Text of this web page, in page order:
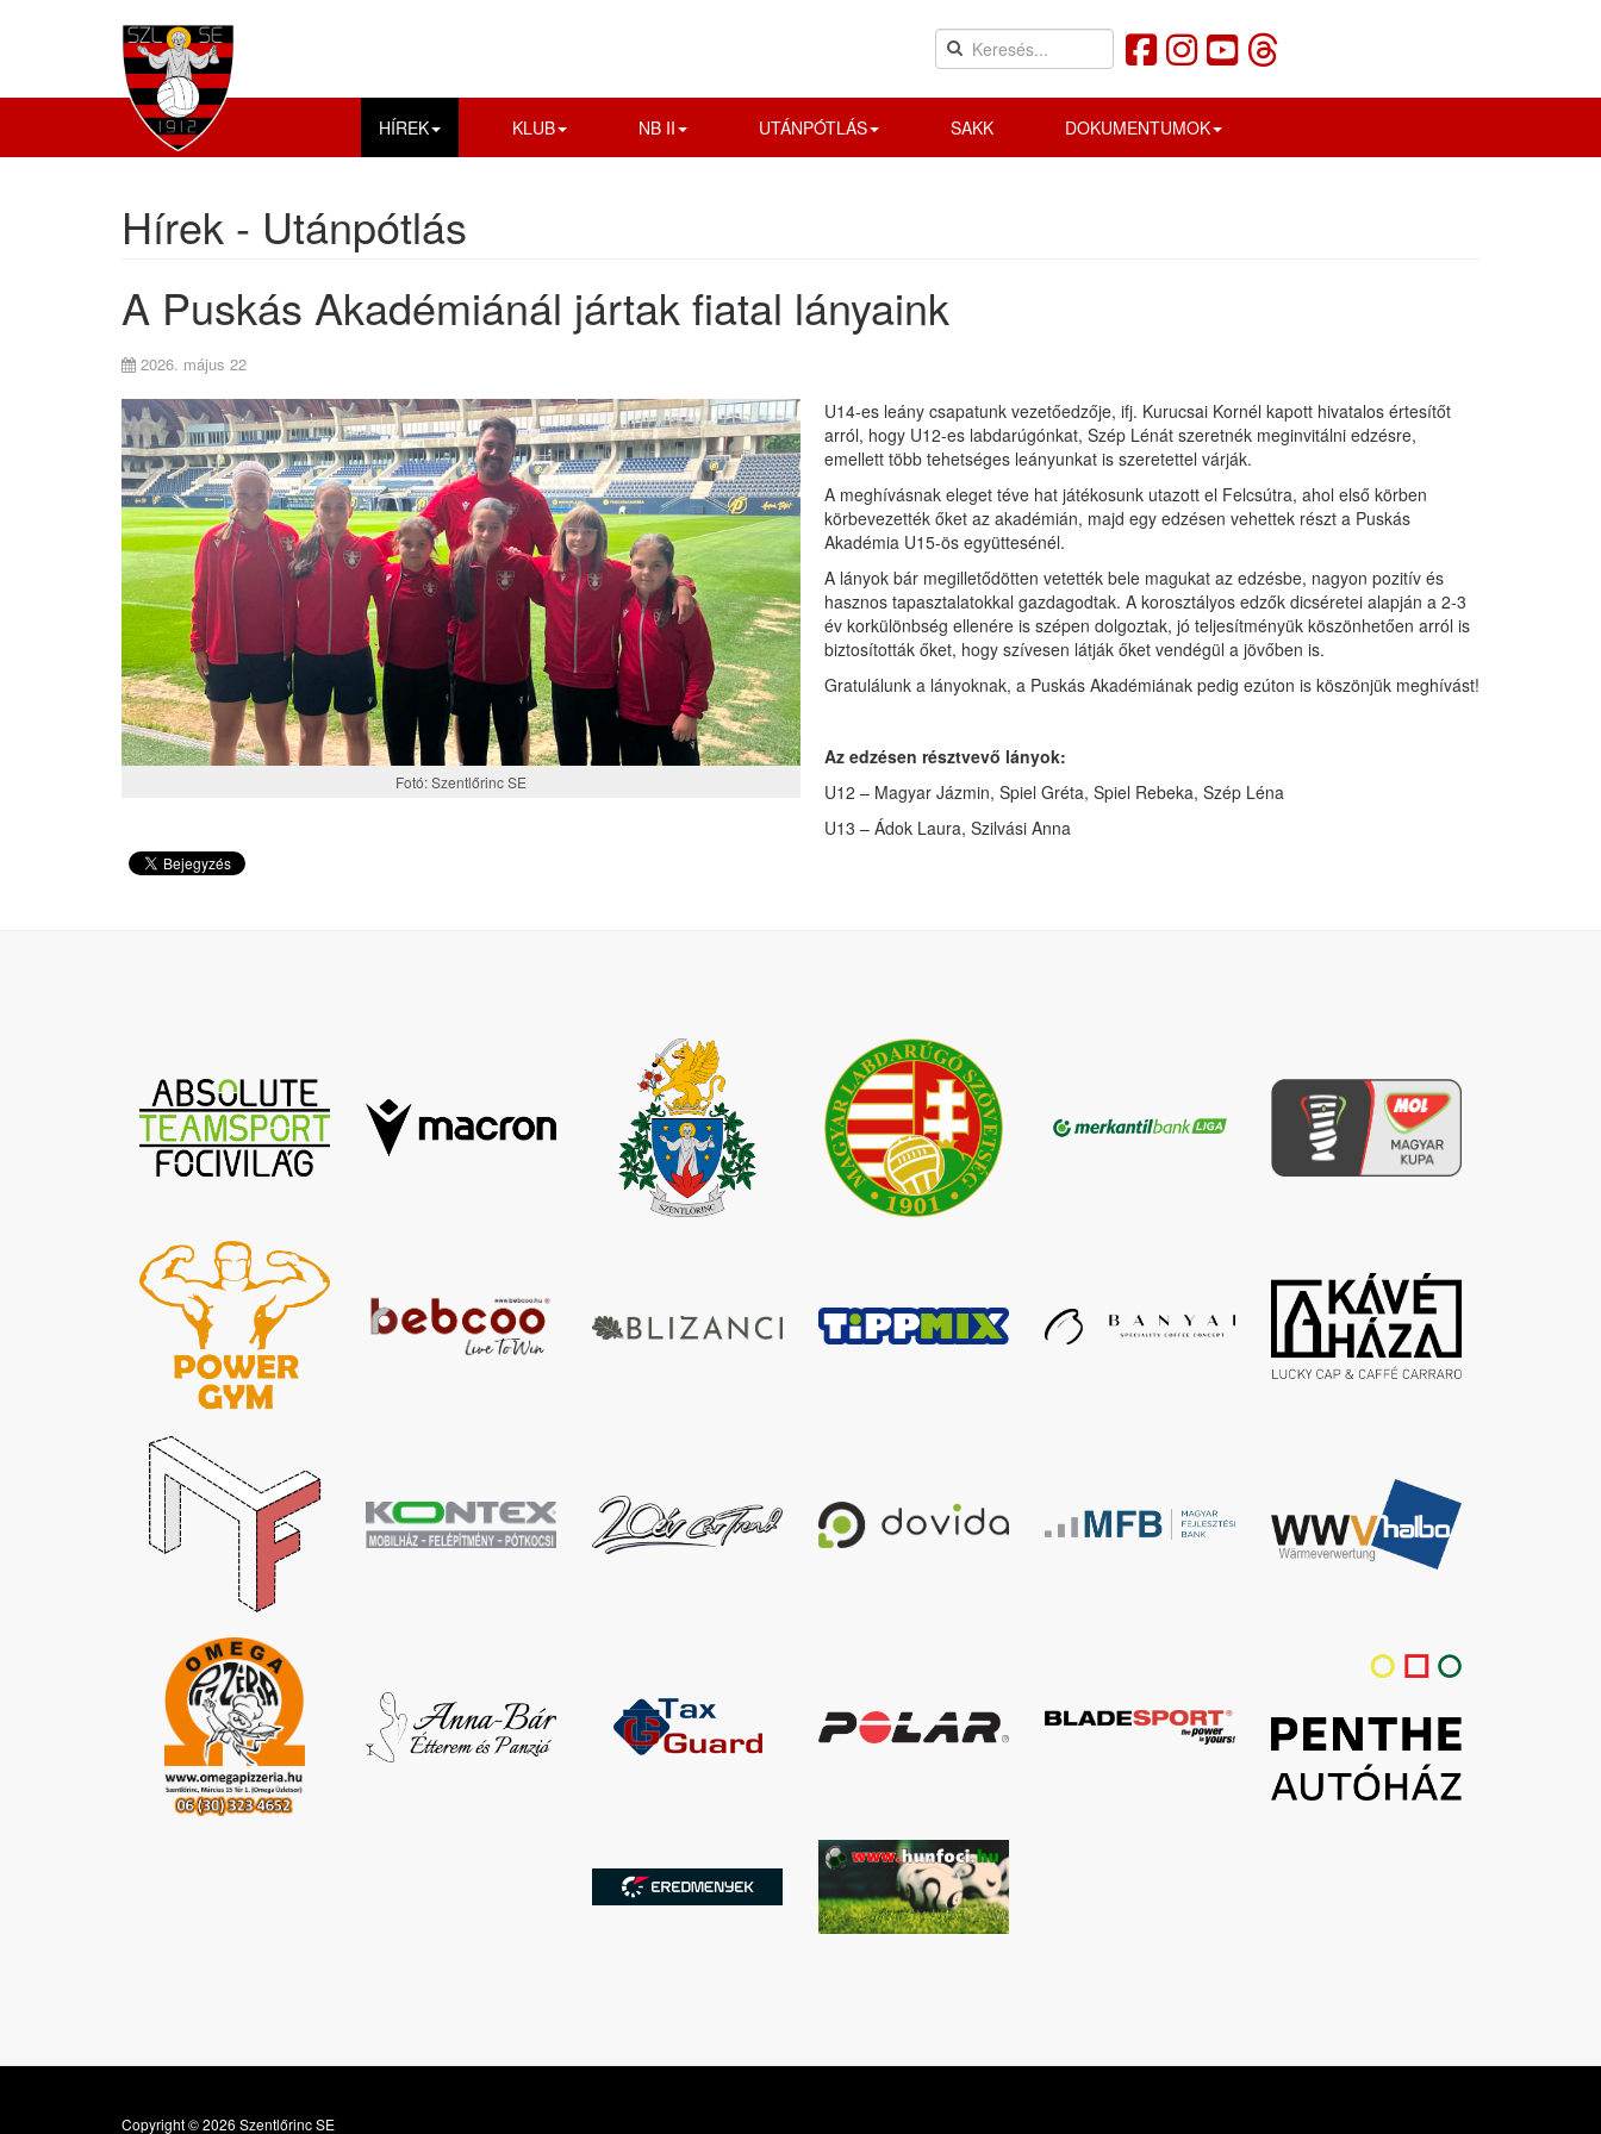
HÍREK KLUB NB II UTÁNPÓTLÁS SAKK DOKUMENTUMOK
Hírek - Utánpótlás
A Puskás Akadémiánál jártak fiatal lányaink
2026. május 22
Fotó: Szentlőrinc SE
U14-es leány csapatunk vezetőedzője, ifj. Kurucsai Kornél kapott hivatalos értesítőt
arról, hogy U12-es labdarúgónkat, Szép Lénát szeretnék meginvitálni edzésre,
emellett több tehetséges leányunkat is szeretettel várják.
A meghívásnak eleget téve hat játékosunk utazott el Felcsútra, ahol első körben
körbevezették őket az akadémián, majd egy edzésen vehettek részt a Puskás
Akadémia U15-ös együttesénél.
A lányok bár megilletődötten vetették bele magukat az edzésbe, nagyon pozitív és
hasznos tapasztalatokkal gazdagodtak. A korosztályos edzők dicséretei alapján a 2-3
év korkülönbség ellenére is szépen dolgoztak, jó teljesítményük köszönhetően arról is
biztosították őket, hogy szívesen látják őket vendégül a jövőben is.
Gratulálunk a lányoknak, a Puskás Akadémiának pedig ezúton is köszönjük meghívást!
Az edzésen résztvevő lányok:
U12 – Magyar Jázmin, Spiel Gréta, Spiel Rebeka, Szép Léna
U13 – Ádok Laura, Szilvási Anna
Copyright © 2026 Szentlőrinc SE